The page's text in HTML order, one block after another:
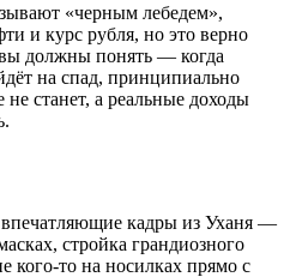
«черным лебедем»,
и курс рубля, но это верно
должны понять — когда
на спад, принципиально
не станет, а реальные доходы
кадры из Уханя —
стройка грандиозного
кого-то на носилках прямо с